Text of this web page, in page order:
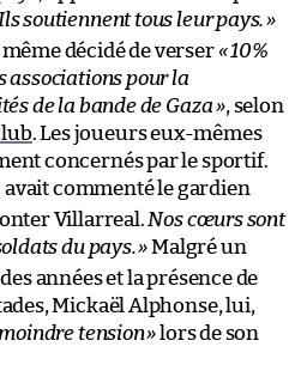
Ils soutiennent tous leur pays.»
décidé de verser« 10%
associations pour la
de la bande de Gaza », selon
. Les joueurs eux-mêmes
concernés par le sportif.
avait commenté le gardien
Villarreal. Nos cœurs sont
du pays.»Malgré un
années et la présence de
Mickaël Alphonse, lui,
tension» lors de son